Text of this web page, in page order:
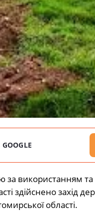
використанням
здійснено захід
області.